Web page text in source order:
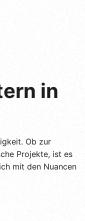
in
Ob zur
Projekte, ist es
mit den Nuancen